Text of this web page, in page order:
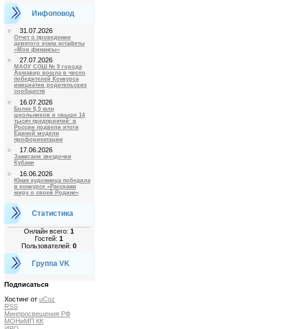
Инфоповод
31.07.2026
Отчет о проведении
девятого этапа эстафеты
«Мои финансы»
27.07.2026
МАОУ СОШ № 9 города
Армавир вошла в число
победителей Конкурса
инициатив родительских
сообществ
16.07.2026
Более 8,5 млн
школьников и свыше 14
тысяч предприятий: в
России подвели итоги
Единой модели
профориентации
17.06.2026
Зажигаем звездочки
Кубани
16.06.2026
Юная художница победила
в конкурсе «Расскажи
миру о своей Родине»
Статистика
Онлайн всего: 1
Гостей: 1
Пользователей: 0
Группа VK
Подписаться
Хостинг от uCoz
RSS
Минпросвещения РФ
МОНиМП КК